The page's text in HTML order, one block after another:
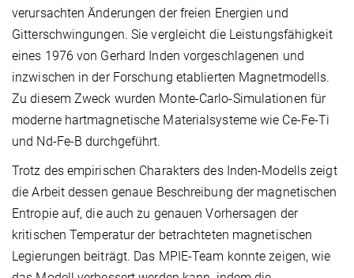
verursachten Änderungen der freien Energien und
Gitterschwingungen. Sie vergleicht die Leistungsfähigkeit
eines 1976 von Gerhard Inden vorgeschlagenen und
inzwischen in der Forschung etablierten Magnetmodells.
Zu diesem Zweck wurden Monte-Carlo-Simulationen für
moderne hartmagnetische Materialsysteme wie Ce-Fe-Ti
und Nd-Fe-B durchgeführt.
Trotz des empirischen Charakters des Inden-Modells zeigt
die Arbeit dessen genaue Beschreibung der magnetischen
Entropie auf, die auch zu genauen Vorhersagen der
kritischen Temperatur der betrachteten magnetischen
Legierungen beiträgt. Das MPIE-Team konnte zeigen, wie